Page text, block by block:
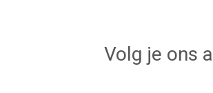
Volg je ons